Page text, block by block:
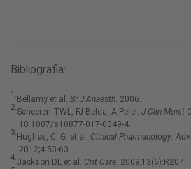
Bibliografia:
1. Bellamy et al. Br J Anaesth. 2006.
2.Scheeren TWL, FJ Belda, A Perel. J Clin Monit
10.1007/s10877-017-0049-4.
3. Hughes, C. G. et al. Clinical Pharmacology:
2012;4:53-63.
4.Jackson DL et al. Crit Care. 2009;13(6):R204.